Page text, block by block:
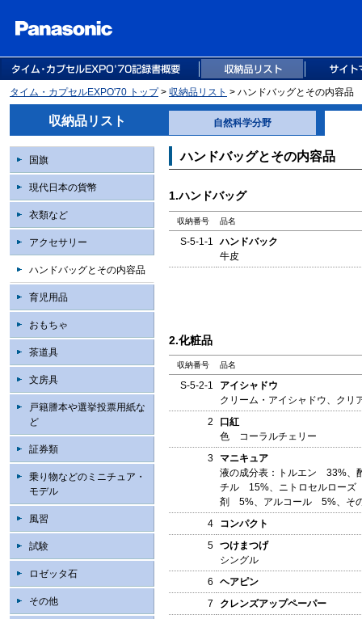
タイム・カプセルEXPO'70 トップ> 収納品リスト > ハンドバッグとその内容品
収納品リスト 自然科学分野
国旗
現代日本の貨幣
衣類など
アクセサリー
ハンドバッグとその内容品
育児用品
おもちゃ
茶道具
文房具
戸籍謄本や選挙投票用紙な
ど
証券類
乗り物などのミニチュア・
モデル
風習
試験
ロゼッタ石
その他
ハンドバッグとその内容品
1.ハンドバッグ
収納番号 品名
S-5-1-1
ハンドバック
牛皮
2.化粧品
収納番号 品名
S-5-2-1
アイシャドウ
クリーム・アイシャドウ、クリ
2
口紅
色 コーラルチェリー
3
マニキュア
液の成分表：トルエン 33%、
チル 15%、ニトロセルロー
剤 5%、アルコール 5%、そ
4
コンパクト
5 つけまつげ
シングル
6
ヘアピン
7
クレンズアップペーパー